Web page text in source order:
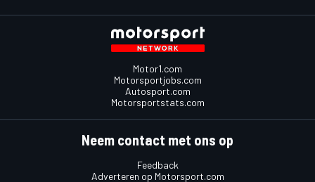
Motor1.com
Motorsportjobs.com
Autosport.com
Motorsportstats.com
Neem contact met ons op
Feedback
Adverteren op Motorsport.com